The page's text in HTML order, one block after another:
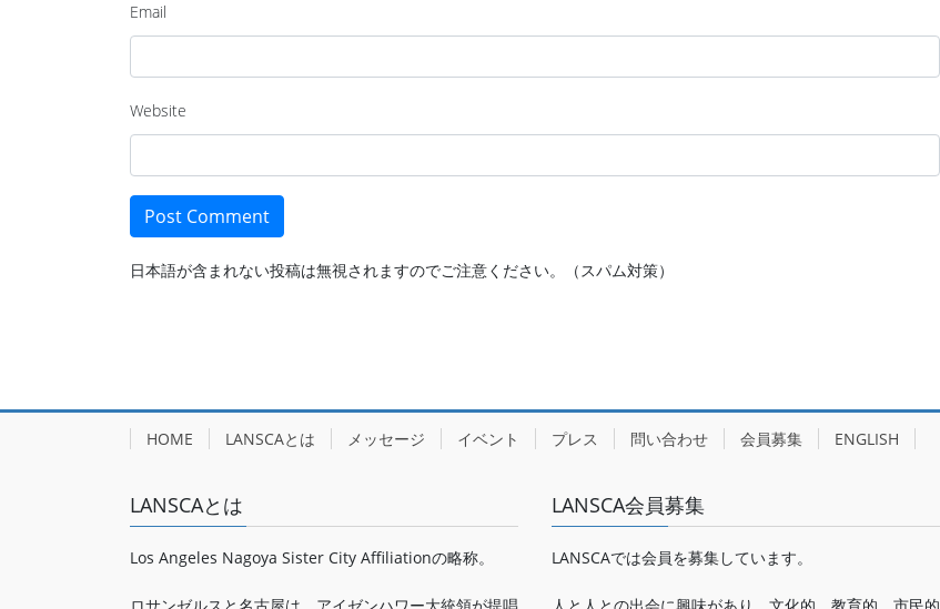
Email
Website
日本語が含まれない投稿は無視されますのでご注意ください。（スパム対策）
HOME LANSCAとは メッセージ イベント プレス 問い合わせ 会員募集 ENGLISH
LANSCAとは
Los Angeles Nagoya Sister City Affiliationの略称。
ロサンゼルスと名古屋は、アイゼンハワー大統領が提唱
LANSCA会員募集
LANSCAでは会員を募集しています。
人と人との出会に興味があり、文化的、教育的、市民的